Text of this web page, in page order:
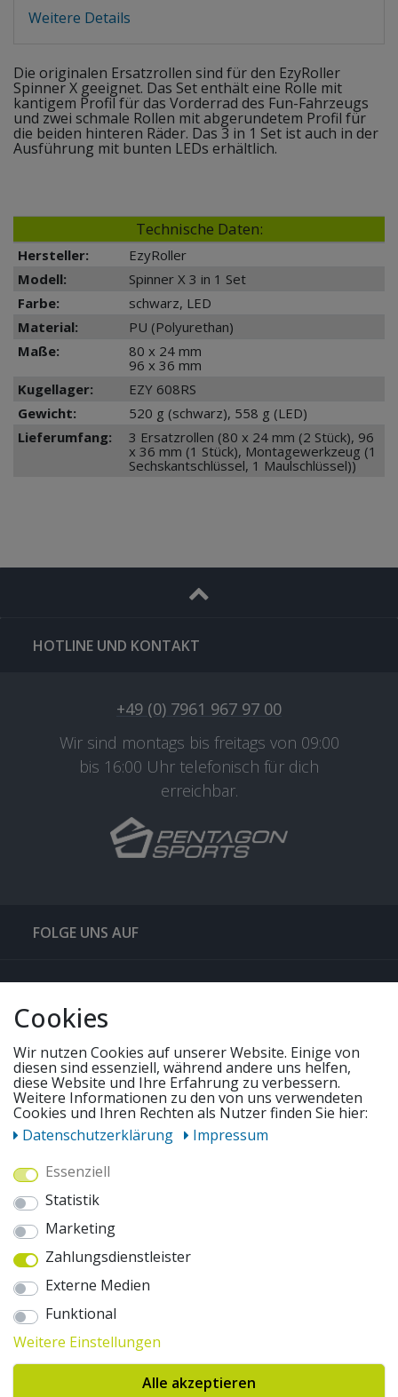
Weitere Details
Die originalen Ersatzrollen sind für den EzyRoller
Spinner X geeignet. Das Set enthält eine Rolle mit
kantigem Profil für das Vorderrad des Fun-Fahrzeugs
und zwei schmale Rollen mit abgerundetem Profil für
die beiden hinteren Räder. Das 3 in 1 Set ist auch in der
Ausführung mit bunten LEDs erhältlich.
Technische Daten:
Hersteller:
EzyRoller
Modell:
Spinner X 3 in 1 Set
Farbe:
schwarz, LED
Material:
PU (Polyurethan)
Maße:
80 x 24 mm
96 x 36 mm
Kugellager:
EZY 608RS
Gewicht:
520 g (schwarz), 558 g (LED)
Lieferumfang:
3 Ersatzrollen (80 x 24 mm (2 Stück), 96
x 36 mm (1 Stück), Montagewerkzeug (1
Sechskantschlüssel, 1 Maulschlüssel))
HOTLINE UND KONTAKT
+49 (0) 7961 967 97 00
Wir sind montags bis freitags von 09:00
bis 16:00 Uhr telefonisch für dich
erreichbar.
FOLGE UNS AUF
QUICKLINKS & TIPPS
UNSERE ANGEBOTE
WIR VERSENDEN MIT
AUSZEICHNUNGEN & SICHERHEIT
© 2026 pentagonsports.de
Pentagon Sports GmbH & Co. KG
Daten­schutz­erklärung
Hinweise zur Batterieentsorgung
Cookie-Einstellungen ändern
Erklärung zur Barrierefreiheit
Cookies
Wir nutzen Cookies auf unserer Website. Einige von
diesen sind essenziell, während andere uns helfen,
diese Website und Ihre Erfahrung zu verbessern.
Weitere Informationen zu den von uns verwendeten
Cookies und Ihren Rechten als Nutzer finden Sie hier:
Daten­schutz­erklärung
Impressum
Essenziell
Statistik
Marketing
Zahlungsdienstleister
Externe Medien
Funktional
Weitere Einstellungen
Alle akzeptieren